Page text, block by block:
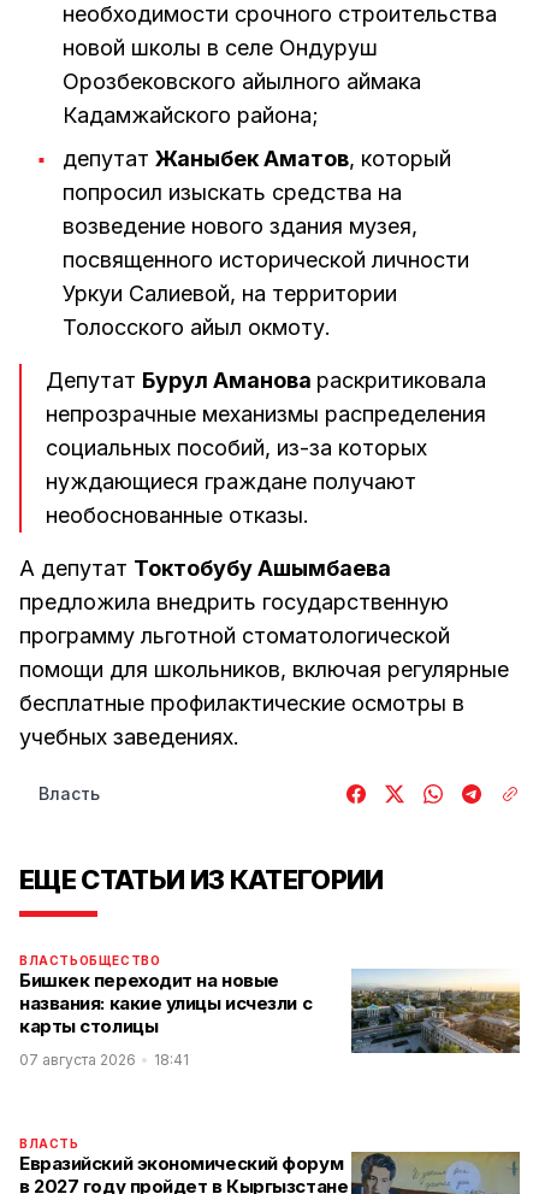
необходимости срочного строительства
новой школы в селе Ондуруш
Орозбековского айылного аймака
Кадамжайского района;
депутат Жаныбек Аматов, который
попросил изыскать средства на
возведение нового здания музея,
посвященного исторической личности
Уркуи Салиевой, на территории
Толосского айыл окмоту.
Депутат Бурул Аманова раскритиковала
непрозрачные механизмы распределения
социальных пособий, из-за которых
нуждающиеся граждане получают
необоснованные отказы.
А депутат Токтобубу Ашымбаева
предложила внедрить государственную
программу льготной стоматологической
помощи для школьников, включая регулярные
бесплатные профилактические осмотры в
учебных заведениях.
Власть
ЕЩЕ СТАТЬИ ИЗ КАТЕГОРИИ
ВЛАСТЬОБЩЕСТВО
Бишкек переходит на новые
названия: какие улицы исчезли с
карты столицы
07 августа 2026 18:41
ВЛАСТЬ
Евразийский экономический форум
в 2027 году пройдет в Кыргызстане